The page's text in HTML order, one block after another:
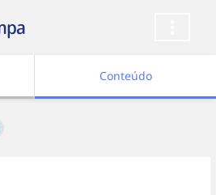
Conteúdo